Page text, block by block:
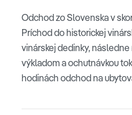
Odchod zo Slovenska v
Príchod do historickej
vinárskej dedinky,
výkladom a ochutnávkou
hodinách odchod na